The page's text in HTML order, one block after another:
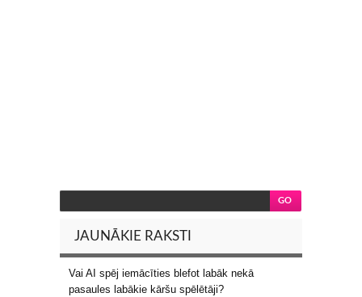
JAUNĀKIE RAKSTI
Vai AI spēj iemācīties blefot labāk nekā
pasaules labākie kāršu spēlētāji?